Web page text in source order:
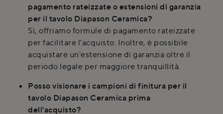
pagamento rateizzate o estensioni di garanzia
per il tavolo Diapason Ceramica?
Sì, offriamo formule di pagamento rateizzate
per facilitare l'acquisto. Inoltre, è possibile
acquistare un'estensione di garanzia oltre il
periodo legale per maggiore tranquillità.
Posso visionare i campioni di finitura per il
tavolo Diapason Ceramica prima
dell'acquisto?